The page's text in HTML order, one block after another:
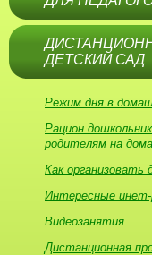
ДЕТСКИЙ САД
Режим дня в
Рацион
родителям на
Как
Интересные
Видеозанятия
Дистанционная